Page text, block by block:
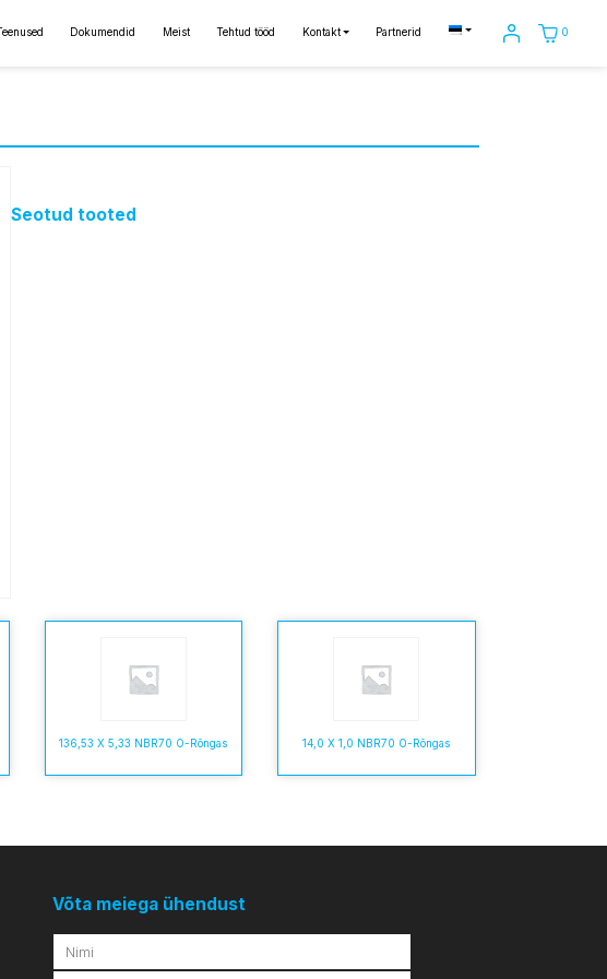
Teenused Dokumendid Meist Tehtud tööd Kontakt Partnerid 0
Seotud tooted
136,53 X 5,33 NBR70 O-Rõngas 14,0 X 1,0 NBR70 O-Rõngas
Võta meiega ühendust